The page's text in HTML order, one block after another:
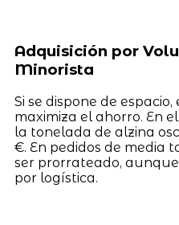
Adquisición por
Minorista
Si se dispone de
maximiza el ahorro. En
la tonelada de alzina
€. En pedidos de media
ser prorrateado,
por logística.